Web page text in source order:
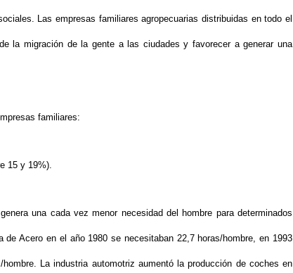
Las empresas familiares agropecuarias distribuidas en todo el
la migración de la gente a las ciudades y favorecer a generar una
familiares:
15 y 19%).
una cada vez menor necesidad del hombre para determinados
de Acero en el año 1980 se necesitaban 22,7 horas/hombre, en 1993
La industria automotriz aumentó la producción de coches en